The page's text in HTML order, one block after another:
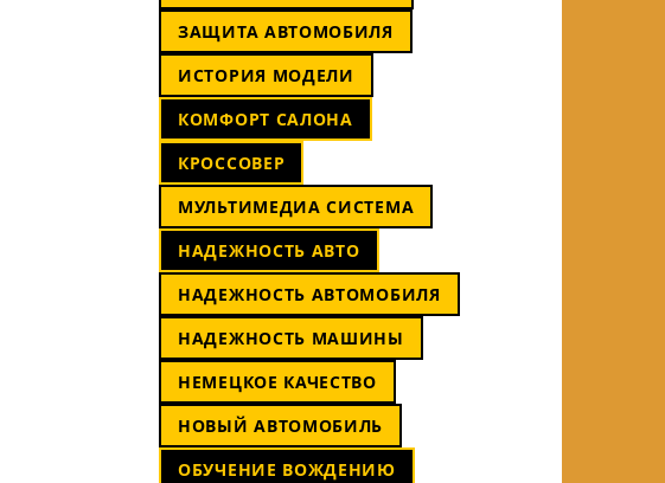
ЗАЩИТА АВТОМОБИЛЯ
ИСТОРИЯ МОДЕЛИ
КОМФОРТ САЛОНА
КРОССОВЕР
МУЛЬТИМЕДИА СИСТЕМА
НАДЕЖНОСТЬ АВТО
НАДЕЖНОСТЬ АВТОМОБИЛЯ
НАДЕЖНОСТЬ МАШИНЫ
НЕМЕЦКОЕ КАЧЕСТВО
НОВЫЙ АВТОМОБИЛЬ
ОБУЧЕНИЕ ВОЖДЕНИЮ